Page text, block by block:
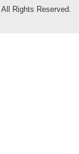
Rights Reserved.